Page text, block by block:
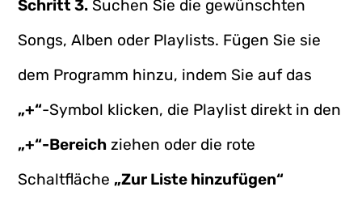
Schritt 3. Suchen Sie die gewünschten
Songs, Alben oder Playlists. Fügen Sie sie
dem Programm hinzu, indem Sie auf das
„+“-Symbol klicken, die Playlist direkt in den
„+“-Bereich ziehen oder die rote
Schaltfläche „Zur Liste hinzufügen“